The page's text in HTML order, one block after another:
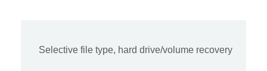
Selective file type, hard drive/volume recovery